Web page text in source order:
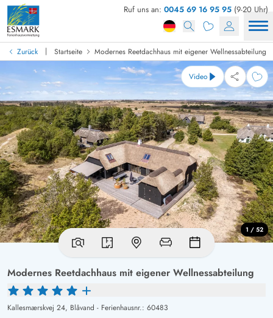
Ruf uns an: 0045 69 16 95 95 (9-20 Uhr)
Zurück | Startseite Modernes Reetdachhaus mit eigener Wellnessabteilung
Modernes Reetdachhaus mit eigener Wellnessabteilung
Kallesmærskvej 24, Blåvand - Ferienhausnr.: 60483
Video
1 / 52